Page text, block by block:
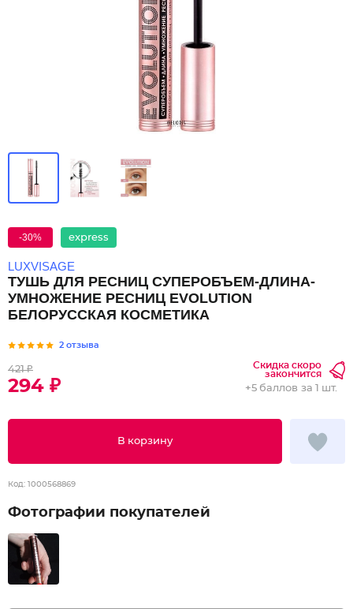
-30% express
LUXVISAGE
ТУШЬ ДЛЯ РЕСНИЦ СУПЕРОБЪЕМ-ДЛИНА-
УМНОЖЕНИЕ РЕСНИЦ EVOLUTION
БЕЛОРУССКАЯ КОСМЕТИКА
2 отзыва
421 ₽
294 ₽
Скидка скоро
закончится
В корзину
+5 баллов за 1 шт.
Код: 1000568869
Фотографии покупателей